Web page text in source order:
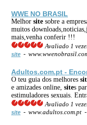
WWE NO BRASIL
Melhor site sobre a
muitos
mais,venha conferir !!!
Avaliado 1
site -
Adultos.com.pt -
O teu guia dos melhores
e amizades online, sites
estimuladores sexuais.
Avaliado 1
site - www.adultos.com.pt -